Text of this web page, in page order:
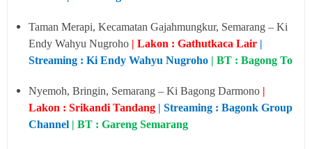
Taman Merapi, Kecamatan Gajahmungkur, Semarang – Ki
Endy Wahyu Nugroho | Lakon : Gathutkaca Lair |
Streaming : Ki Endy Wahyu Nugroho | BT : Bagong To
Nyemoh, Bringin, Semarang – Ki Bagong Darmono |
Lakon : Srikandi Tandang | Streaming : Bagonk Group
Channel | BT : Gareng Semarang